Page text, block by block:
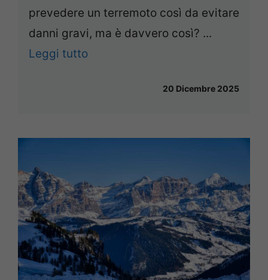
prevedere un terremoto così da evitare
danni gravi, ma è davvero così? ...
Leggi tutto
20 Dicembre 2025